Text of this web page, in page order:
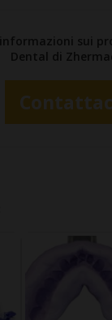
sui
Dental di